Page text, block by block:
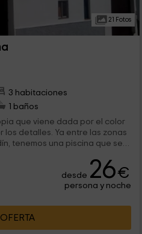
21 Fotos
3 habitaciones
1 baños
que viene dada por el color
entre las zonas
desde 26€
persona y noche